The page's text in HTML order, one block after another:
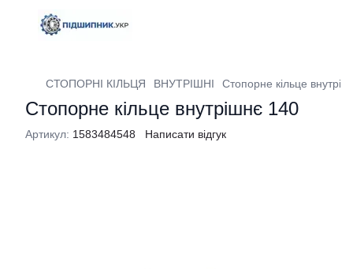
СТОПОРНІ КІЛЬЦЯ ВНУТРІШНІ Стопорне кільце
Стопорне кільце внутрішнє 140
Артикул: 1583484548 Написати відгук